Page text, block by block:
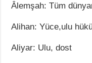
Âlemşah: Tüm
Alihan: Yüce,ulu
Aliyar: Ulu, dost